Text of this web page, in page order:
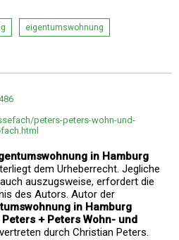
eigentumswohnung
peters-peters-wohn-und-
in Hamburg
dem Urheberrecht. Jegliche
auszugsweise, erfordert die
des Autors. Autor der
in Hamburg
Peters + Peters Wohn- und
durch Christian Peters.